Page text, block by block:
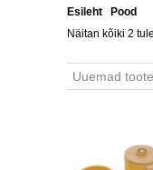
Esileht Pood
Näitan kõiki 2